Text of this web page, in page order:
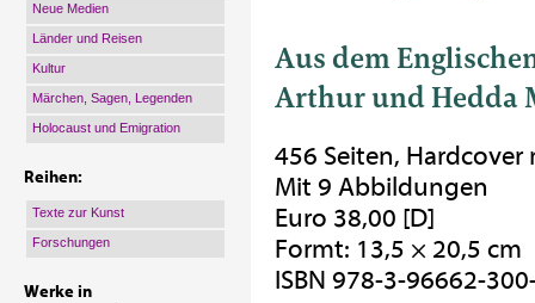
Neue Medien
Länder und Reisen
Kultur
Märchen, Sagen, Legenden
Holocaust und Emigration
Reihen:
Texte zur Kunst
Forschungen
Werke in
Aus dem
Arthur und Hedda
456 Seiten,
Mit 9 Abbildungen
Euro 38,00 [D]
Formt: 13,5 × 20,5 cm
ISBN 978-3-96662-